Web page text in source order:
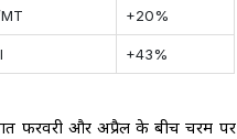
+20%
+43%
फरवरी और अप्रैल के बीच चरम पर